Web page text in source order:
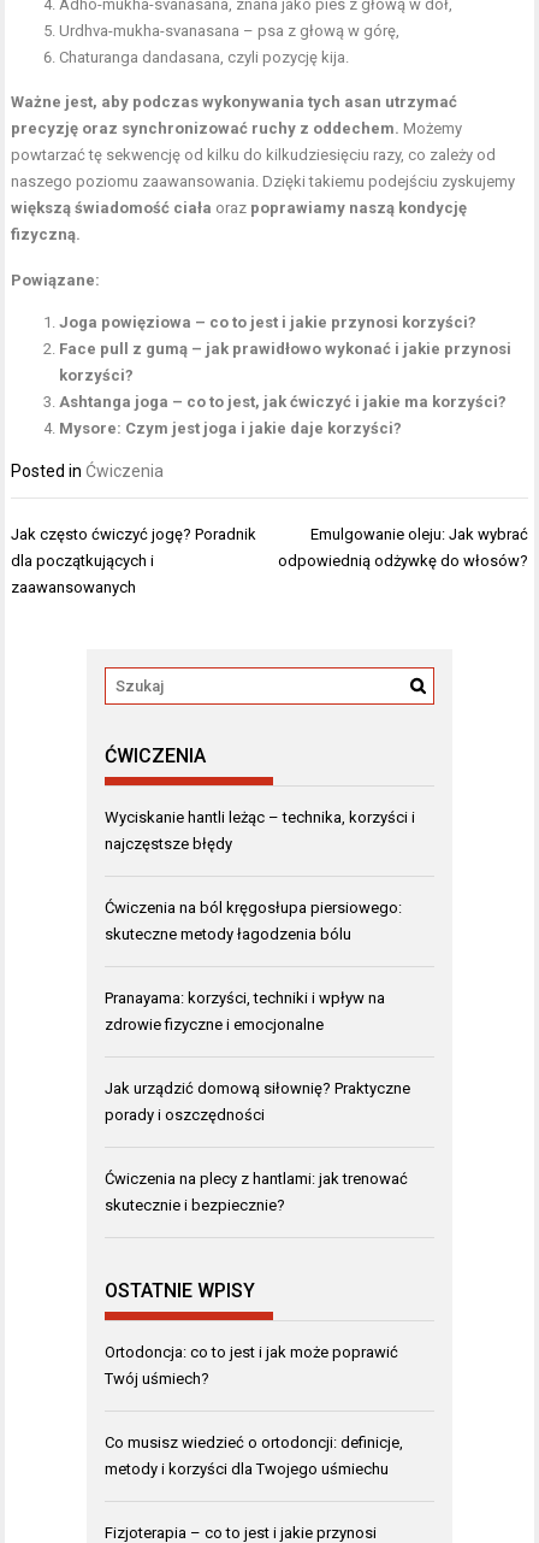
Adho-mukha-svanasana, znana jako pies z głową w dół
Urdhva-mukha-svanasana – psa z głową w górę,
Chaturanga dandasana, czyli pozycję kija.
Ważne jest, aby podczas wykonywania tych asan utrzymać
precyzję oraz synchronizować ruchy z oddechem. Możemy
powtarzać tę sekwencję od kilku do kilkudziesięciu razy, co zależy od
naszego poziomu zaawansowania. Dzięki takiemu podejściu zyskujemy
większą świadomość ciała oraz poprawiamy naszą kondycję
fizyczną.
Powiązane:
Joga powięziowa – co to jest i jakie przynosi korzyści?
Face pull z gumą – jak prawidłowo wykonać i jakie przynosi
korzyści?
Ashtanga joga – co to jest, jak ćwiczyć i jakie ma korzyści?
Mysore: Czym jest joga i jakie daje korzyści?
Posted in Ćwiczenia
Nawigacja
wpisu
Jak często ćwiczyć jogę? Poradnik
dla początkujących i
zaawansowanych
Emulgowanie oleju: Jak wybrać
odpowiednią odżywkę do włosów?
ĆWICZENIA
Wyciskanie hantli leżąc – technika, korzyści i
najczęstsze błędy
Ćwiczenia na ból kręgosłupa piersiowego:
skuteczne metody łagodzenia bólu
Pranayama: korzyści, techniki i wpływ na
zdrowie fizyczne i emocjonalne
Jak urządzić domową siłownię? Praktyczne
porady i oszczędności
Ćwiczenia na plecy z hantlami: jak trenować
skutecznie i bezpiecznie?
OSTATNIE WPISY
Ortodoncja: co to jest i jak może poprawić
Twój uśmiech?
Co musisz wiedzieć o ortodoncji: definicje,
metody i korzyści dla Twojego uśmiechu
Fizjoterapia – co to jest i jakie przynosi